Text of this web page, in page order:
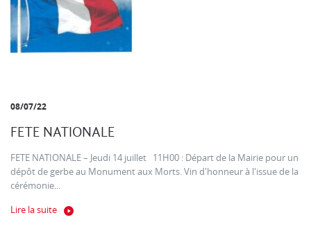
08/07/22
FETE NATIONALE
FETE NATIONALE – Jeudi 14 juillet 11H00 : Départ de la Mairie pour un
dépôt de gerbe au Monument aux Morts. Vin d'honneur à l'issue de la
cérémonie...
Lire la suite